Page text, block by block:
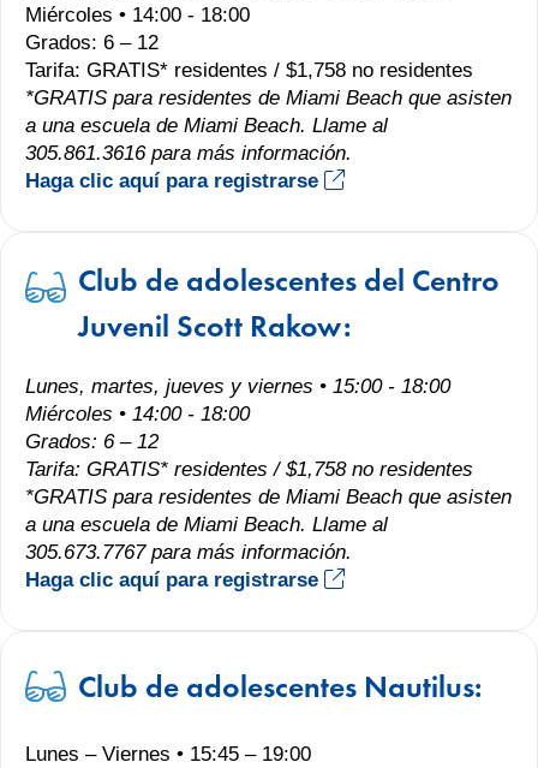
Miércoles • 14:00 - 18:00
Grados: 6 – 12
Tarifa: GRATIS* residentes / $1,758 no residentes
*GRATIS para residentes de Miami Beach que asisten
a una escuela de Miami Beach. Llame al
305.861.3616 para más información.
Haga clic aquí para registrarse
Club de adolescentes del Centro
Juvenil Scott Rakow:
Lunes, martes, jueves y viernes • 15:00 - 18:00
Miércoles • 14:00 - 18:00
Grados: 6 – 12
Tarifa: GRATIS* residentes / $1,758 no residentes
*GRATIS para residentes de Miami Beach que asisten
a una escuela de Miami Beach. Llame al
305.673.7767 para más información.
Haga clic aquí para registrarse
Club de adolescentes Nautilus:
Lunes – Viernes • 15:45 – 19:00